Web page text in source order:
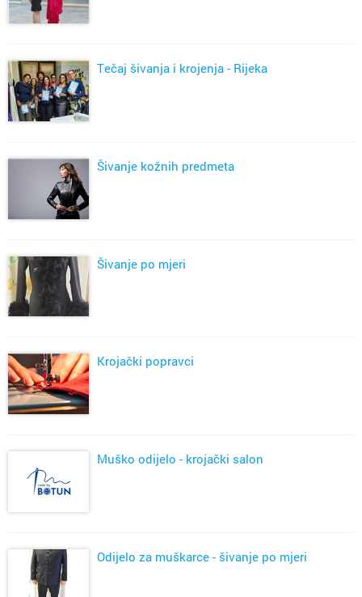
Tečaj šivanja i krojenja - Rijeka
Šivanje kožnih predmeta
Šivanje po mjeri
Krojački popravci
Muško odijelo - krojački salon
Odijelo za muškarce - šivanje po mjeri